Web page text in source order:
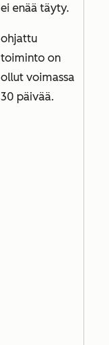
ei enää täyty.
ohjattu
toiminto on
ollut voimassa
30 päivää.